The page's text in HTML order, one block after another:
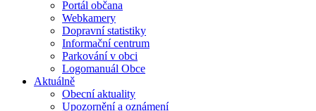
Portál občana
Webkamery
Dopravní statistiky
Informační centrum
Parkování v obci
Logomanuál Obce
Aktuálně
Obecní aktuality
Upozornění a oznámení